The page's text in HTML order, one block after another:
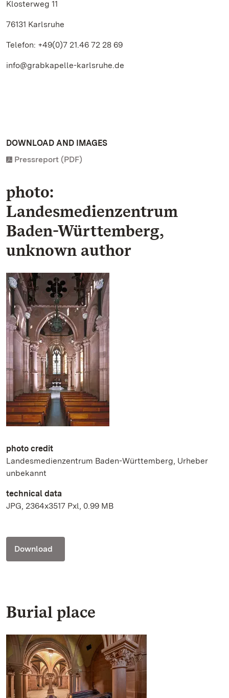
Klosterweg 11
76131 Karlsruhe
Telefon: +49(0)7 21.46 72 28 69
info@grabkapelle-karlsruhe.de
DOWNLOAD AND IMAGES
Pressreport (PDF)
photo:
Landesmedienzentrum
Baden-Württemberg,
unknown author
photo credit
Landesmedienzentrum Baden-Württemberg, Urheber
unbekannt
technical data
JPG, 2364x3517 Pxl, 0.99 MB
Download
Burial place